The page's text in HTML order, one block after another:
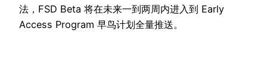
法，FSD Beta 将在未来一到两周内进入到 Early
Access Program 早鸟计划全量推送。